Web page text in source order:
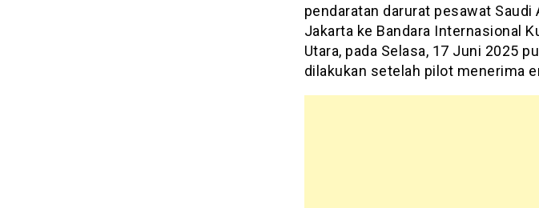
pendaratan darurat pesawat
Jakarta ke Bandara Internasional
Utara, pada Selasa, 17 Juni 2025
dilakukan setelah pilot menerima